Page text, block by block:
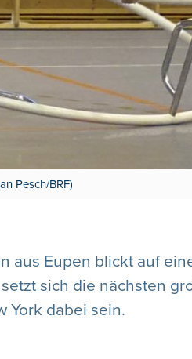
Pesch/BRF)
aus Eupen blickt auf
sich die nächsten
York dabei sein.